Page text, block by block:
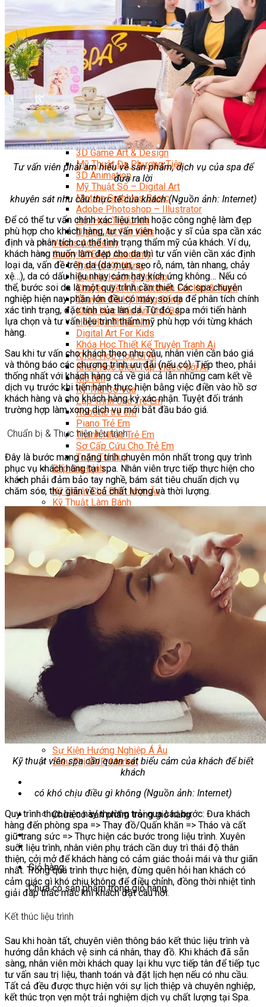
Data Visualization (Trực Quan Hóa Dữ Liệu)
Data System (Quản Trị Dữ Liệu)
Chuyên Viên Lập Trình (Full Stack)
Chuyên Viên Lập Trình Website (Full Stack)
Chuyên Viên Lập Trình Mobile (Full Stack)
Software Testing
Trọn Bộ Công Cụ AI Văn Phòng
Trọn Bộ Công Cụ AI Ứng Dụng Giảng Dạy
Lập Trình Cho Trẻ Em
Tin Học Ứng Dụng
Thiết Kế (Design)
Thiết Kế Đồ Họa Chuyên Nghiệp
Chuyên Viên Thiết Kế Nội Thất
3D Game Art & Design
Mỹ Thuật Đa Phương Tiện
3D Animation
Mỹ Thuật Số – Digital Art
Motion Graphics Basic
Adobe Photoshop – Illustrator
Hội Họa Thiếu Nhi
Digital Art For Kids
Venus Academy
Sunny STEAM Academy
Trại Hè Kỹ Năng
Trại Hè Hướng Nghiệp
Chuyên Đề Á Âu Kitchen For Kid & Teen
Chuyên Đề Kỹ Năng Sống
Khóa Học Nấu Ăn Cho Bé
Hội Họa Thiếu Nhi
Digital Art For Kids
Khóa Học Thiết Kế Truyện Tranh Ai
Khóa Học Họa Sĩ Ai
Khóa Học Biên Tập Video Với Ai
Mc Nhí
Kỳ Thủ Cờ Vua
Lập Trình Cho Trẻ Em
Robotic trẻ em
Piano Trẻ Em
Thanh Nhạc Trẻ Em
Sơ Cấp Cứu Cho Trẻ Em
Toán Tư Duy
Bếp Gia Đình
Trung Cấp CET
Kỹ Thuật Chế Biến Món Ăn
Kỹ Thuật Làm Bánh
Kỹ Thuật Pha Chế Đồ Uống
Quản Trị Khách Sạn
Quản Lý Kinh Doanh Nhà Hàng Và Dịch Vụ Ăn Uống
Hướng Dẫn Du Lịch
Quản Trị Lữ Hành
Marketing
Tạo Mẫu Và Chăm Sóc Sắc Đẹp
Truyền Thông Đa Phương Tiện
Công Nghệ Thông Tin
An Ninh Mạng
Thiết Kế Đồ Họa
Điện Công Nghiệp Và Dân Dụng
Văn Hóa Phổ Thông
Nâng Cao Năng Lực Tiếng Anh – Chuẩn TOEIC
Tin Tức
Học kỹ năng
Đào Tạo Nghề
Hoạt Động
Văn Hóa Ẩm Thực Việt Nam
Sự Kiện Hướng Nghiệp Á Âu
Siêu Thị ĐVP Market
Chưa có sản phẩm trong giỏ hàng.
Giỏ hàng
Chưa có sản phẩm trong giỏ hàng.
Tư vấn viên phải am hiểu về sản phẩm, dịch vụ của spa để
đưa ra lời
khuyên sát nhu cầu thực tế của khách (Nguồn ảnh: Internet)
Để có thể tư vấn chính xác liệu trình hoặc công nghệ làm đẹp
phù hợp cho khách hàng, tư vấn viên hoặc y sĩ của spa cần xác
định và phân tích cụ thể tình trạng thẩm mỹ của khách. Ví dụ,
khách hàng muốn làm đẹp cho da thì tư vấn viên cần xác định
loại da, vấn đề trên da (da mụn, sẹo rỗ, nám, tàn nhang, chảy
xệ…), da có dấu hiệu nhạy cảm hay kích ứng không… Nếu có
thể, bước soi da là một quy trình cần thiết. Các spa chuyên
nghiệp hiện nay phần lớn đều có máy soi da để phân tích chính
xác tình trạng, đặc tính của làn da. Từ đó, spa mới tiến hành
lựa chọn và tư vấn liệu trình thẩm mỹ phù hợp với từng khách
hàng.
Sau khi tư vấn cho khách theo nhu cầu, nhân viên cần báo giá
và thông báo các chương trình ưu đãi (nếu có). Tiếp theo, phải
thống nhất với khách hàng cả về giá cả lẫn những cam kết về
dịch vụ trước khi tiến hành thực hiện bằng việc điền vào hồ sơ
khách hàng và cho khách hàng ký xác nhận. Tuyệt đối tránh
trường hợp làm xong dịch vụ mới bắt đầu báo giá.
Chuẩn bị & Thực hiện liệu trình
Đây là bước mang nặng tính chuyên môn nhất trong quy trình
phục vụ khách hàng tại spa. Nhân viên trực tiếp thực hiện cho
khách phải đảm bảo tay nghề, bám sát tiêu chuẩn dịch vụ
chăm sóc, thư giãn về cả chất lượng và thời lượng.
Kỹ thuật viên spa cần quan sát biểu cảm của khách để biết
khách
có khó chịu điều gì không (Nguồn ảnh: Internet)
Quy trình thực hiện này thường trải qua các bước: Đưa khách
hàng đến phòng spa => Thay đồ/Quấn khăn => Tháo và cất
giữ trang sức => Thực hiện các bước trong liệu trình. Xuyên
suốt liệu trình, nhân viên phụ trách cần duy trì thái độ thân
thiện, cởi mở để khách hàng có cảm giác thoải mái và thư giãn
nhất. Trong quá trình thực hiện, đừng quên hỏi han khách có
cảm giác gì khó chịu không để điều chỉnh, đồng thời nhiệt tình
giải đáp thắc mắc khi khách đặt câu hỏi.
Kết thúc liệu trình
Sau khi hoàn tất, chuyên viên thông báo kết thúc liệu trình và
hướng dẫn khách vệ sinh cá nhân, thay đồ. Khi khách đã sẵn
sàng, nhân viên mời khách quay lại khu vực tiếp tân để tiếp tục
tư vấn sau trị liệu, thanh toán và đặt lịch hẹn nếu có nhu cầu.
Tất cả đều được thực hiện với sự lịch thiệp và chuyên nghiệp,
kết thúc trọn vẹn một trải nghiệm dịch vụ chất lượng tại Spa.